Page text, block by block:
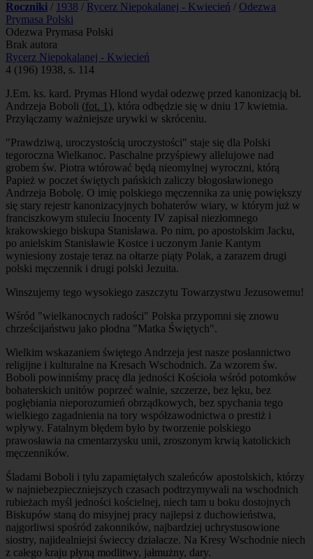
Roczniki / 1938 / Rycerz Niepokalanej - Kwiecień / Odezwa
Prymasa Polski
Odezwa Prymasa Polski
Brak autora
Rycerz Niepokalanej - Kwiecień
4 (196) 1938, s. 114
J.Em. ks. kard. Prymas Hlond wydał odezwę przed kanonizacją bł.
Andrzeja Boboli (fot. 1 ), która odbędzie się w dniu 17 kwietnia.
Przyłączamy ważniejsze urywki w skróceniu.
"Prawdziwą, uroczystością uroczystości" staje się dla Polski
tegoroczna Wielkanoc. Paschalne przyśpiewy allelujowe nad
grobem św. Piotra wtórować będą nieomylnej wyroczni, którą
Papież w poczet świętych pańskich zaliczy błogosławionego
Andrzeja Bobolę. O imię polskiego męczennika za unię powiększy
się stary rejestr kanonizacyjnych bohaterów wiary, w którym już w
franciszkowym stuleciu Inocenty IV zapisał niezłomnego
krakowskiego biskupa Stanisława. Po nim, po apostolskim Jacku,
po anielskim Stanisławie Kostce i uczonym Janie Kantym
wyniesiony zostaje teraz na ołtarze piąty Polak, a zarazem drugi
polski męczennik i drugi polski Jezuita.
Winszujemy tego wysokiego zaszczytu Towarzystwu Jezusowemu!
Wśród "wielkanocnych radości" Polska przypomni się znowu
chrześcijaństwu jako płodna "Matka Świętych".
Wielkim wskazaniem świętego Andrzeja jest nasze posłannictwo
religijne i kulturalne na Kresach Wschodnich. Za wzorem św.
Boboli powinniśmy pracę dla jedności Kościoła wśród potomków
bohaterskich unitów poprzeć walnie, szczerze, bez lęku, bez
pogłębiania nieporozumień obrządkowych, bez spychania tego
wielkiego zagadnienia na tory współzawodnictwa o prestiż i
wpływy. Fatalnym błędem było by tworzenie polskiego
prawosławia na cmentarzysku unii, zroszonym krwią katolickich
męczenników.
Śladami Boboli i tylu zapamiętałych szaleńców apostolskich, którzy
w najniebezpieczniejszych czasach podtrzymywali na wschodnich
rubieżach myśl jedności kościelnej, niech tam u boku dostojnych
Biskupów staną do misyjnej pracy najlepsi z duchowieństwa,
najgorliwsi spośród zakonników, najbardziej uchrystusowione
siostry, najidealniejsi świeccy działacze. Na Kresy Wschodnie niech
z całego kraju płyną modlitwy, jałmużny, dary.